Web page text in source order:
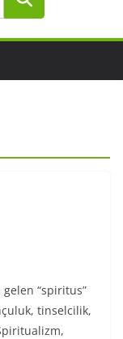
gelen “spiritus”
tinselcilik,